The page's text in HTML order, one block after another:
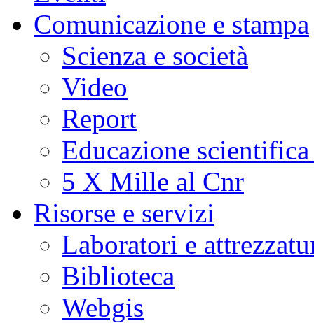
Comunicazione e stampa
Scienza e società
Video
Report
Educazione
5 X Mille al Cnr
Risorse e servizi
Laboratori e
Biblioteca
Webgis